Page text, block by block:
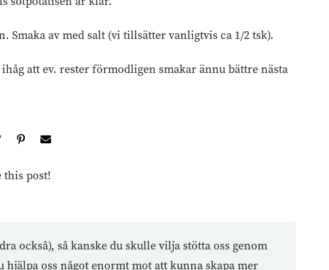
Smaka av med salt (vi tillsätter vanligtvis ca 1/2 tsk).
att ev. rester förmodligen smakar ännu bättre nästa
this post!
också), så kanske du skulle vilja stötta oss genom
hjälpa oss något enormt mot att kunna skapa mer